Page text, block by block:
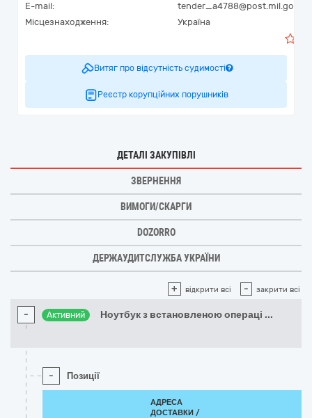
E-mail:
tender_a4788@post.mil.gov.ua
Місцезнаходження:
Україна
Витяг про відсутність судимості
Реєстр корупційних порушників
ДЕТАЛІ ЗАКУПІВЛІ
ЗВЕРНЕННЯ
ВИМОГИ/СКАРГИ
DOZORRO
ДЕРЖАУДИТСЛУЖБА УКРАЇНИ
+ відкрити всі - закрити всі
- Активний Ноутбук з встановленою операці ...
- Позиції
АДРЕСА
ДОСТАВКИ /